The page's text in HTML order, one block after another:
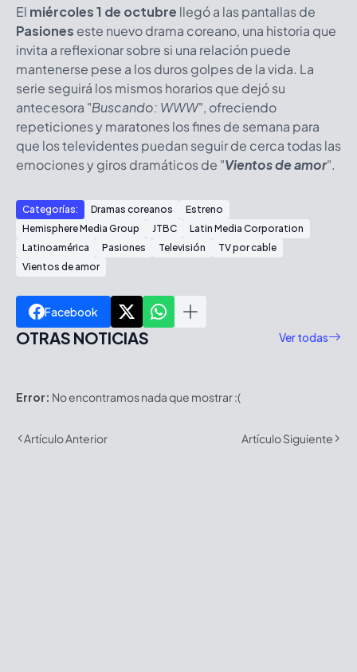
El miércoles 1 de octubre llegó a las pantallas de
Pasiones este nuevo drama coreano, una historia que
invita a reflexionar sobre si una relación puede
mantenerse pese a los duros golpes de la vida. La
serie seguirá los mismos horarios que dejó su
antecesora "Buscando: WWW", ofreciendo
repeticiones y maratones los fines de semana para
que los televidentes puedan seguir de cerca todas las
emociones y giros dramáticos de "Vientos de amor".
Categorías: Dramas coreanos
Estreno
Hemisphere Media Group
JTBC
Latin Media Corporation
Latinoamérica
Pasiones Televisión
TV por cable
Vientos de amor
Facebook
OTRAS NOTICIAS Ver todas
Error: No encontramos nada que mostrar :(
Artículo Anterior Artículo Siguiente